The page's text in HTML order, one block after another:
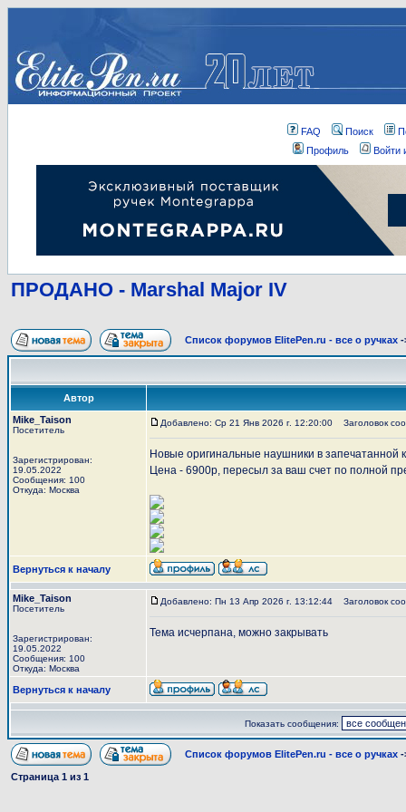
FAQ Поиск
Профиль
Войти
ПРОДАНО - Marshal Major IV
Список форумов ElitePen.ru - все о ручках
Автор
Mike_Taison
Посетитель
Зарегистрирован:
19.05.2022
Сообщения: 100
Откуда: Москва
Добавлено: Ср 21 Янв 2026 г. 12:20:00 Заголовок
Новые оригинальные наушники в запечатанной
Цена - 6900р, пересыл за ваш счет по полной
Вернуться к началу
Mike_Taison
Посетитель
Зарегистрирован:
19.05.2022
Сообщения: 100
Откуда: Москва
Добавлено: Пн 13 Апр 2026 г. 13:12:44 Заголовок
Тема исчерпана, можно закрывать
Вернуться к началу
Показать сообщения:
Список форумов ElitePen.ru - все о ручках
Страница 1 из 1